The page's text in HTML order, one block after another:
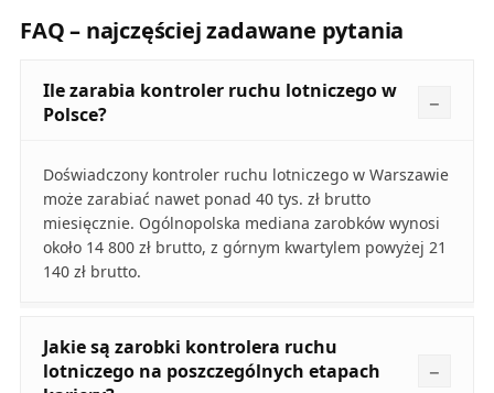
FAQ – najczęściej zadawane pytania
Ile zarabia kontroler ruchu lotniczego w
Polsce?
Doświadczony kontroler ruchu lotniczego w Warszawie
może zarabiać nawet ponad 40 tys. zł brutto
miesięcznie. Ogólnopolska mediana zarobków wynosi
około 14 800 zł brutto, z górnym kwartylem powyżej 21
140 zł brutto.
Jakie są zarobki kontrolera ruchu
lotniczego na poszczególnych etapach